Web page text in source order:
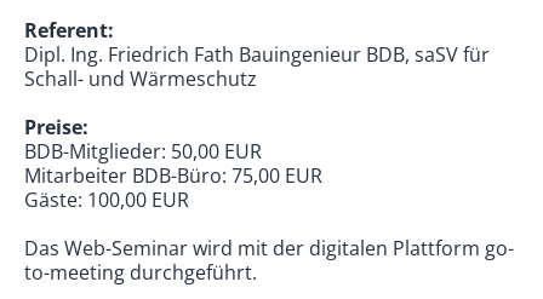
Referent:
Dipl. Ing. Friedrich Fath Bauingenieur BDB, saSV für
Schall- und Wärmeschutz
Preise:
BDB-Mitglieder: 50,00 EUR
Mitarbeiter BDB-Büro: 75,00 EUR
Gäste: 100,00 EUR
Das Web-Seminar wird mit der digitalen Plattform go-
to-meeting durchgeführt.